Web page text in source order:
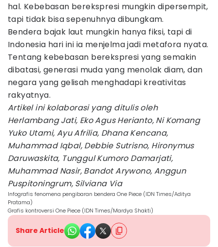
hal. Kebebasan berekspresi mungkin dipersempit,
tapi tidak bisa sepenuhnya dibungkam.
Bendera bajak laut mungkin hanya fiksi, tapi di
Indonesia hari ini ia menjelma jadi metafora nyata.
Tentang kebebasan berekspresi yang semakin
dibatasi, generasi muda yang menolak diam, dan
negara yang gelisah menghadapi kreativitas
rakyatnya.
Artikel ini kolaborasi yang ditulis oleh
Herlambang Jati, Eko Agus Herianto, Ni Komang
Yuko Utami, Ayu Afrilia, Dhana Kencana,
Muhammad Iqbal, Debbie Sutrisno, Hironymus
Daruwaskita, Tunggul Kumoro Damarjati,
Muhammad Nasir, Bandot Arywono, Anggun
Puspitoningrum, Silviana Via
Infografis fenomena pengibaran bendera One Piece (IDN Times/Aditya
Pratama)
Grafis kontroversi One Piece (IDN Times/Mardya Shakti)
Share Article